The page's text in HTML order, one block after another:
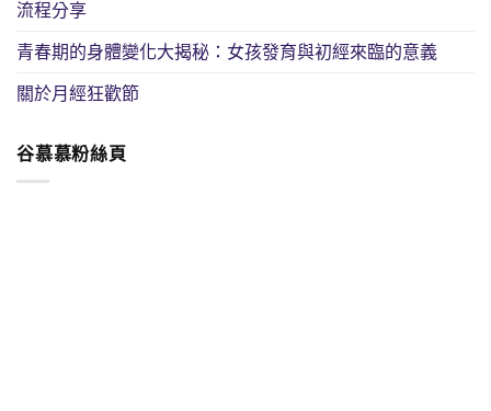
流程分享
青春期的身體變化大揭秘：女孩發育與初經來臨的意義
關於月經狂歡節
谷慕慕粉絲頁